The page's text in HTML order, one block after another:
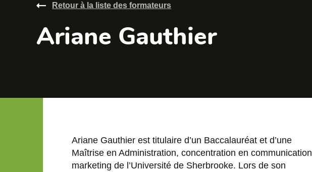
Retour à la liste des formateurs
Ariane Gauthier
Ariane Gauthier est titulaire d’un Baccalauréat et d’une
Maîtrise en Administration, concentration en communication
marketing de l’Université de Sherbrooke. Lors de son